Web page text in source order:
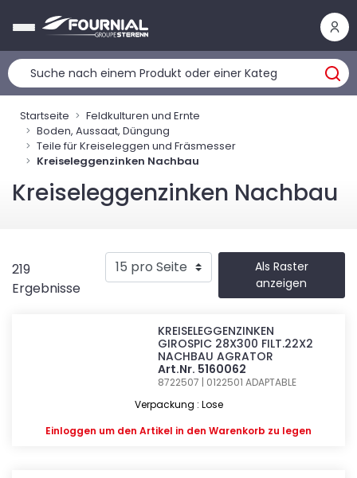
Startseite
Feldkulturen und Ernte
Boden, Aussaat, Düngung
Teile für Kreiseleggen und Fräsmesser
Kreiseleggenzinken Nachbau
Kreiseleggenzinken Nachbau
219
Ergebnisse
Als Raster
anzeigen
KREISELEGGENZINKEN
GIROSPIC 28X300 FILT.22X2
NACHBAU AGRATOR
Art.Nr. 5160062
8722507 | 0122501ADAPTABLE
Verpackung : Lose
Einloggen um den Artikel in den Warenkorb zu legen